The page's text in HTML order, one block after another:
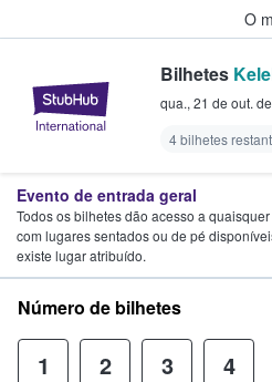
O
StubHub –
Bilhetes
qua., 21 de out.
4 bilhetes
Evento de entrada geral
Todos os bilhetes dão acesso a
com lugares sentados ou de pé
existe lugar atribuído.
Número de bilhetes
1 2 3 4